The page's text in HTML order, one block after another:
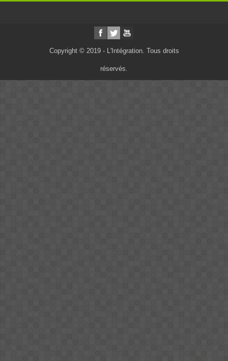
Copyright © 2019 - L'Intégration. Tous droits
réservés.